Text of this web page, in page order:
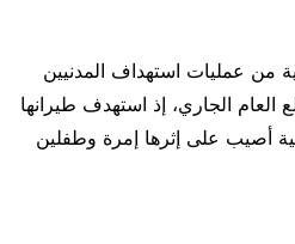
من عمليات استهداف المدنيين
الجاري، إذ استهدف طيرانها
أصيب على إثرها إمرة وطفلين